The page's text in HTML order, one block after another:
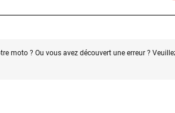
moto ? Ou vous avez découvert une erreur ?